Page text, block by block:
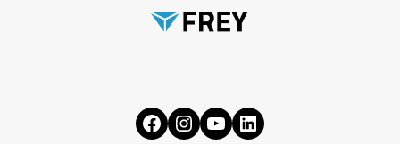
Facebook
Instagram
YouTubeLinkedIn